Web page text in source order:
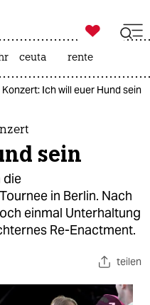

taz zahl ich
ceuta rente
Ich will euer Hund sein
sein
die
in Berlin. Nach
einmal Unterhaltung
Re-Enactment.
teilen